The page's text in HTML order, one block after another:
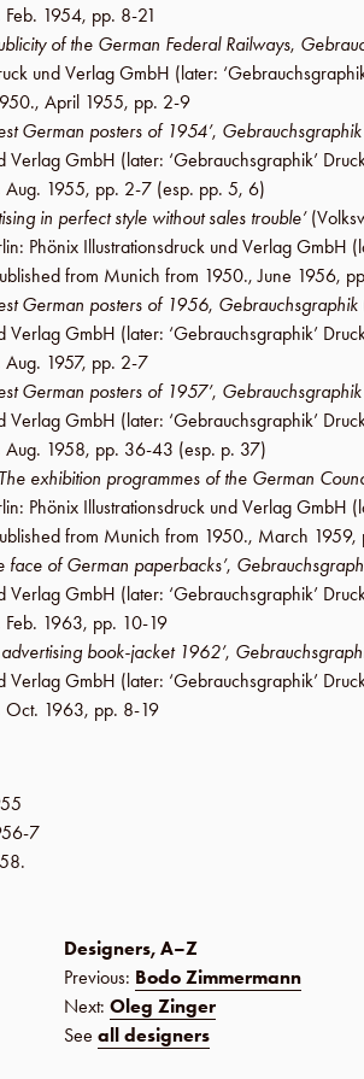
Feb. 1954, pp. 8-21
of the German Federal Railways,
und Verlag GmbH (later:
April 1955, pp. 2-9
German posters of 1954’, Gebrauchsgraphik
Verlag GmbH (later: ‘Gebrauchsgraphik’
Aug. 1955, pp. 2-7 (esp. pp. 5, 6)
in perfect style without sales trouble’(
: Phönix Illustrationsdruck und Verlag GmbH
from Munich from 1950.,June 1956,
German posters of 1956, Gebrauchsgraphik
Verlag GmbH (later: ‘Gebrauchsgraphik’
Aug. 1957, pp. 2-7
German posters of 1957’, Gebrauchsgraphik
Verlag GmbH (later: ‘Gebrauchsgraphik’
Aug. 1958, pp. 36-43 (esp. p. 37)
exhibition programmes of the German
: Phönix Illustrationsdruck und Verlag GmbH
from Munich from 1950., March 1959,
face of German paperbacks’,
Verlag GmbH (later: ‘Gebrauchsgraphik’
Feb. 1963, pp. 10-19
advertising book-jacket 1962’,
Verlag GmbH (later: ‘Gebrauchsgraphik’
Oct. 1963, pp. 8-19
7
.
Designers, A–Z
Previous: Bodo Zimmermann
Next: Oleg Zinger
See all designers